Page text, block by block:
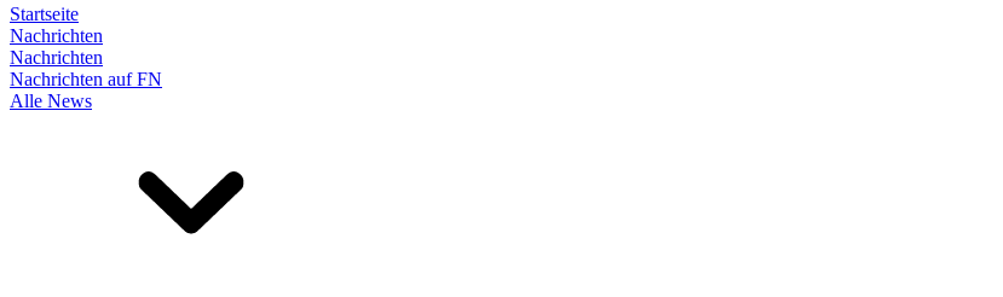
Startseite
Nachrichten
Nachrichten
Nachrichten auf FN
Alle News